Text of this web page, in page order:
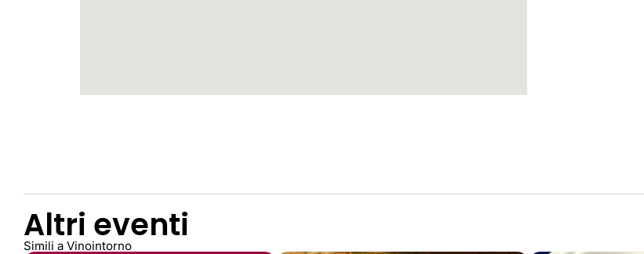
Altri eventi
Simili a Vinointorno